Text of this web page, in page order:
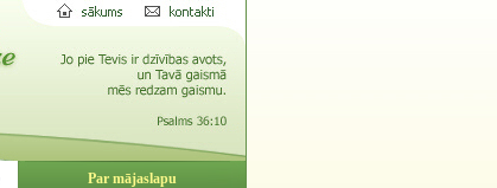
Par mājaslapu